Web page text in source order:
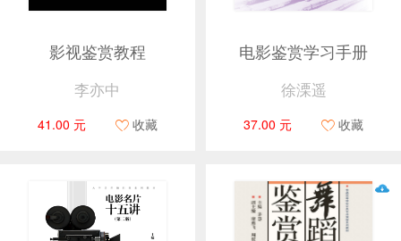
影视鉴赏教程
李亦中
41.00 元 收藏
电影鉴赏学习手册
徐溧遥
37.00 元 收藏